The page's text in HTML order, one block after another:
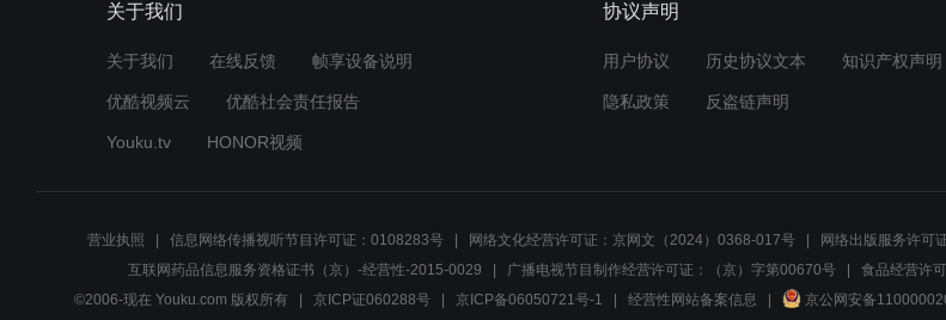
关于我们
关于我们 在线反馈 帧享设备说明
优酷视频云 优酷社会责任报告
Youku.tv HONOR视频
协议声明
用户协议 历史协议文本 知识产权声明
隐私政策 反盗链声明
营业执照 信息网络传播视听节目许可证：0108283号 网络文化经营许可证：京网文（2024）0368-017号 网络出版服务许可
互联网药品信息服务资格证书（京）-经营性-2015-0029
广播电视节目制作经营许可证：（京）字第00670号 食品经营许
©2006-现在 Youku.com 版权所有
京ICP证060288号 京ICP备06050721号-1 经营性网站备案信息 京公网安备